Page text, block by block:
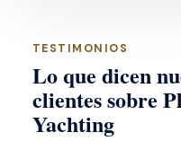
TESTIMONIOS
Lo que dicen
clientes sobre
Yachting